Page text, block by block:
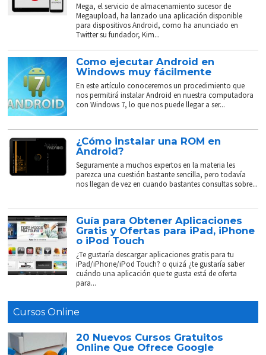
Mega, el servicio de almacenamiento sucesor de
Megaupload, ha lanzado una aplicación disponible
para dispositivos Android, como ha anunciado en
Twitter su fundador, Kim...
Como ejecutar Android en
Windows muy fácilmente
En este artículo conoceremos un procedimiento que
nos permitirá instalar Android en nuestra computadora
con Windows 7, lo que nos puede llegar a ser...
¿Cómo instalar una ROM en
Android?
Seguramente a muchos expertos en la materia les
parezca una cuestión bastante sencilla, pero todavía
nos llegan de vez en cuando bastantes consultas sobre...
Guía para Obtener Aplicaciones
Gratis y Ofertas para iPad, iPhone
o iPod Touch
¿Te gustaría descargar aplicaciones gratis para tu
iPad/iPhone/iPod Touch? o quizá ¿te gustaría saber
cuándo una aplicación que te gusta está de oferta
para...
Cursos Online
20 Nuevos Cursos Gratuitos
Online Que Ofrece Google